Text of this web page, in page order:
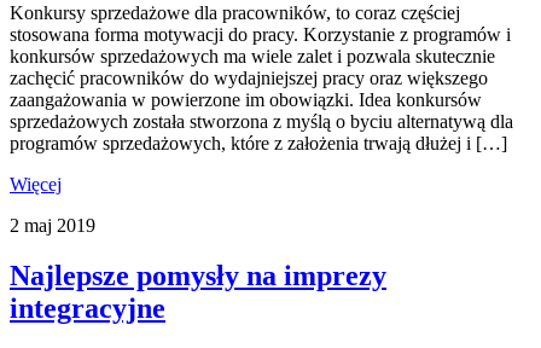
Konkursy sprzedażowe dla pracowników, to coraz częściej
stosowana forma motywacji do pracy. Korzystanie z programów i
konkursów sprzedażowych ma wiele zalet i pozwala skutecznie
zachęcić pracowników do wydajniejszej pracy oraz większego
zaangażowania w powierzone im obowiązki. Idea konkursów
sprzedażowych została stworzona z myślą o byciu alternatywą dla
programów sprzedażowych, które z założenia trwają dłużej i […]
Więcej
2 maj 2019
Najlepsze pomysły na imprezy
integracyjne